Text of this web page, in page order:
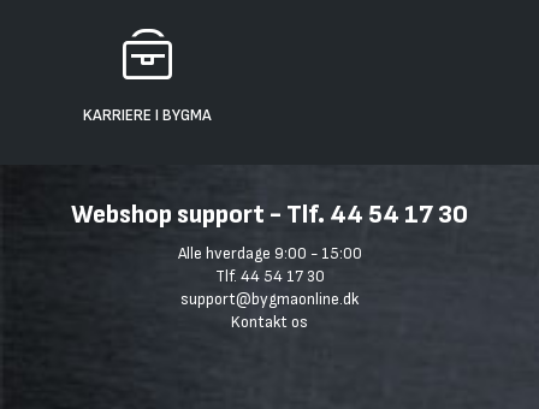
KARRIERE I BYGMA
Webshop support - Tlf. 44 54 17 30
Alle hverdage 9:00 - 15:00
Tlf. 44 54 17 30
support@bygmaonline.dk
Kontakt os